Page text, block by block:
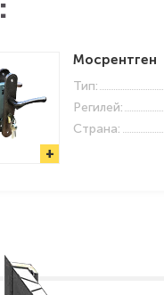
+
Мосрентген
Тип:
Регилей:
Страна: